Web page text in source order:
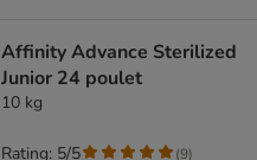
Affinity Advance Sterilized
Junior 24 poulet
10 kg
Rating: 5/5 (9)